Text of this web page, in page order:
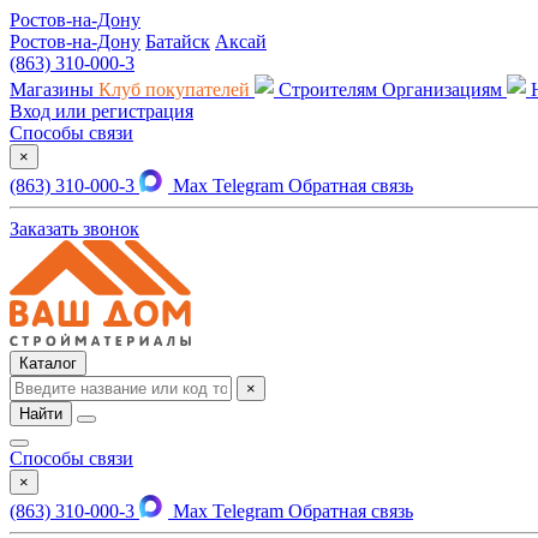
Ростов-на-Дону
Ростов-на-Дону Батайск Аксай
(863) 310-000-3
Магазины Клуб покупателей Строителям Организациям
Вход или регистрация
Способы связи
×
(863) 310-000-3 Max Telegram Обратная связь
Заказать звонок
Каталог
×
Найти
Способы связи
×
(863) 310-000-3 Max Telegram Обратная связь